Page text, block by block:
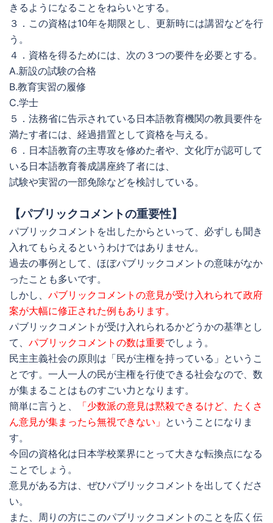
きるようになることをねらいとする。
３．この資格は10年を期限とし、更新時には講習などを行
う。
４．資格を得るためには、次の３つの要件を必要とする。
A.新設の試験の合格
B.教育実習の履修
C.学士
５．法務省に告示されている日本語教育機関の教員要件を
満たす者には、経過措置として資格を与える。
６．日本語教育の主専攻を修めた者や、文化庁が認可して
いる日本語教育養成講座終了者には、
試験や実習の一部免除などを検討している。
【パブリックコメントの重要性】
パブリックコメントを出したからといって、必ずしも聞き
入れてもらえるというわけではありません。
過去の事例として、ほぼパブリックコメントの意味がなか
ったことも多いです。
しかし、 パブリックコメントの意見が受け入れられて政府
案が大幅に修正された例もあります。
パブリックコメントが受け入れられるかどうかの基準とし
て、 パブリックコメントの数は重要でしょう。
民主主義社会の原則は「民が主権を持っている」というこ
とです。一人一人の民が主権を行使できる社会なので、数
が集まることはものすごい力となります。
簡単に言うと、
「少数派の意見は黙殺できるけど、たくさ
ん意見が集まったら無視できない」 ということになりま
す。
今回の資格化は日本学校業界にとって大きな転換点になる
ことでしょう。
意見がある方は、ぜひパブリックコメントを出してくださ
い。
また、周りの方にこのパブリックコメントのことを広く伝